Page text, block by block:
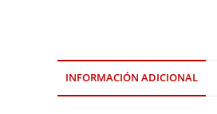
INFORMACIÓN ADICIONAL